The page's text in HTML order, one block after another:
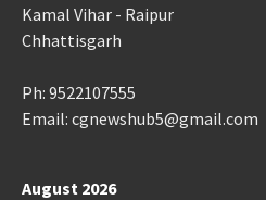
Kamal Vihar - Raipur
Chhattisgarh
Ph: 9522107555
Email: cgnewshub5@gmail.com
August 2026